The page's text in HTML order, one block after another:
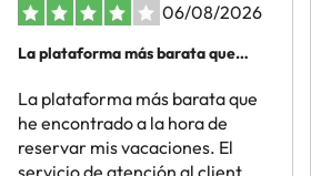
06/08/2026
La plataforma más barata que
La plataforma más barata que
he encontrado a la hora de
reservar mis vacaciones. El
servicio de atención al cliente